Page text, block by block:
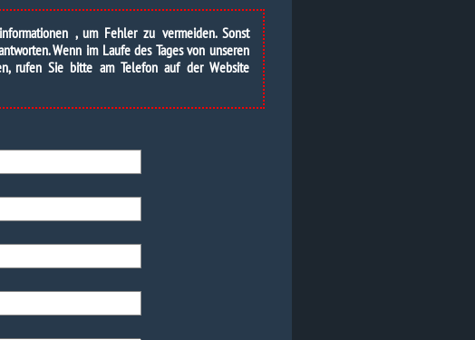
, um Fehler zu vermeiden. Sonst
Wenn im Laufe des Tages von unseren
rufen Sie bitte am Telefon auf der Website